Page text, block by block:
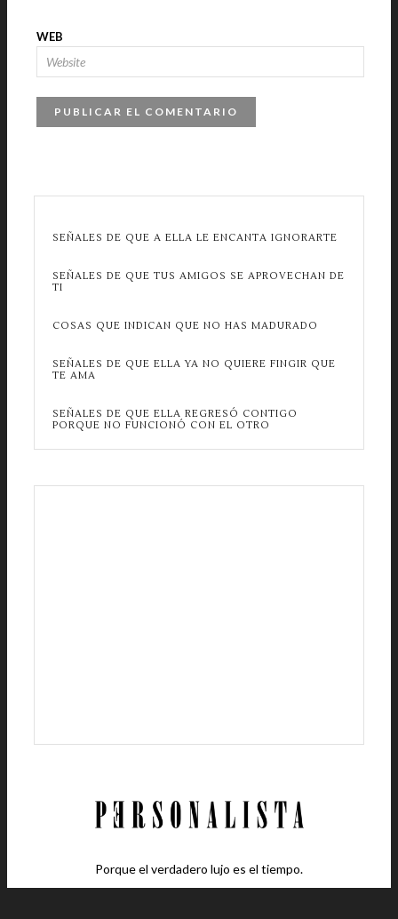
WEB
SEÑALES DE QUE A ELLA LE ENCANTA IGNORARTE
SEÑALES DE QUE TUS AMIGOS SE APROVECHAN DE
TI
COSAS QUE INDICAN QUE NO HAS MADURADO
SEÑALES DE QUE ELLA YA NO QUIERE FINGIR QUE
TE AMA
SEÑALES DE QUE ELLA REGRESÓ CONTIGO
PORQUE NO FUNCIONÓ CON EL OTRO
Porque el verdadero lujo es el tiempo.